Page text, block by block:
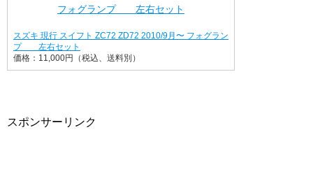
スズキ 現行 スイフト ZC72 ZD72 2010/9月〜 フォグラン
プ 左右セット
価格：11,000円（税込、送料別）
スポンサーリンク